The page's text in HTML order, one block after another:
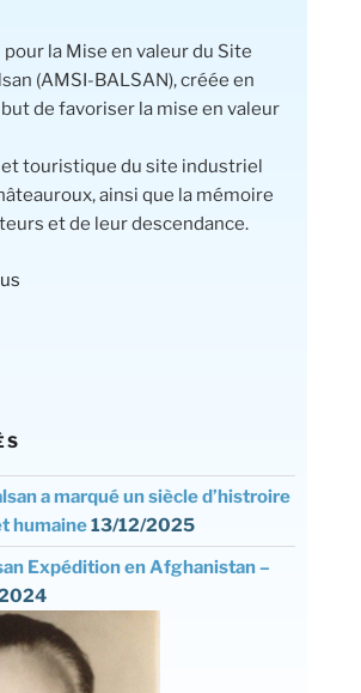
pour la Mise en valeur du Site
(AMSI-BALSAN), créée en
de favoriser la mise en valeur
touristique du site industriel
ainsi que la mémoire
et de leur descendance.
a marqué un siècle d’histroire
humaine13/12/2025
Expédition en Afghanistan –